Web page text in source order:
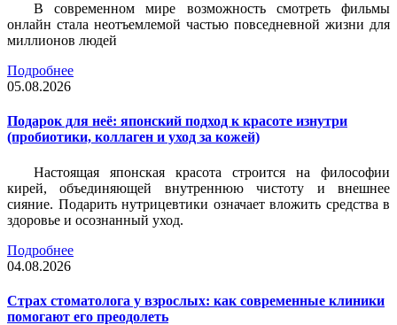
В современном мире возможность смотреть фильмы
онлайн стала неотъемлемой частью повседневной жизни для
миллионов людей
Подробнее
05.08.2026
Подарок для неё: японский подход к красоте изнутри
(пробиотики, коллаген и уход за кожей)
Настоящая японская красота строится на философии
кирей, объединяющей внутреннюю чистоту и внешнее
сияние. Подарить нутрицевтики означает вложить средства в
здоровье и осознанный уход.
Подробнее
04.08.2026
Страх стоматолога у взрослых: как современные клиники
помогают его преодолеть